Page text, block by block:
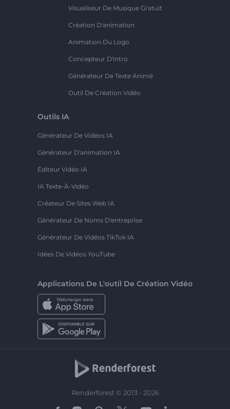
Visualiseur De Musique Gratuit
Création D'animation
Animation Du Logo
Concepteur D'intro
Générateur De Texte Animé
Outil De Création Vidéo
Outils IA
Générateur De Vidéos IA
Générateur D'animation IA
Éditeur Vidéo IA
IA Texte-À-Vidéo
Créateur De Sites Web IA
Générateur De Noms D'entreprise
Générateur De Vidéos TikTok IA
Idées De Vidéos YouTube
Applications De L'outil De Création Vidéo
Renderforest © 2013 - 2026